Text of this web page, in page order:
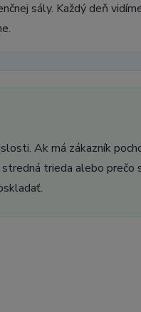
sály. Každý deň
Ak má zákazník
trieda alebo